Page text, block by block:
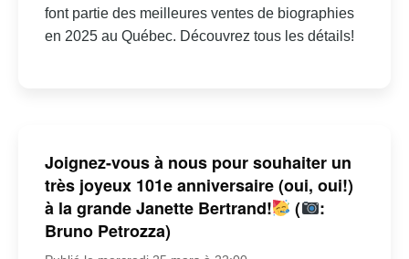
font partie des meilleures ventes de biographies
en 2025 au Québec. Découvrez tous les détails!
Joignez-vous à nous pour souhaiter un
très joyeux 101e anniversaire (oui, oui!)
à la grande Janette Bertrand!
(
:
Bruno Petrozza)